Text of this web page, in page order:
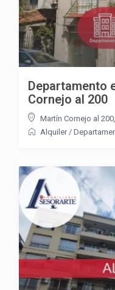
Departamento
Cornejo al 200
Martín Cornejo al 200,
Alquiler/